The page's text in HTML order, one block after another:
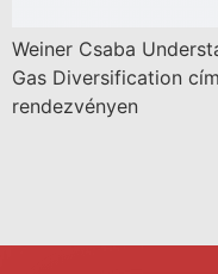
Weiner Csaba
Gas Diversification
rendezvényen